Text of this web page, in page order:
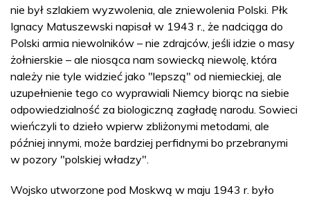
nie był szlakiem wyzwolenia, ale zniewolenia Polski. Płk
Ignacy Matuszewski napisał w 1943 r., że nadciąga do
Polski armia niewolników – nie zdrajców, jeśli idzie o masy
żołnierskie – ale niosąca nam sowiecką niewolę, która
należy nie tyle widzieć jako "lepszą" od niemieckiej, ale
uzupełnienie tego co wyprawiali Niemcy biorąc na siebie
odpowiedzialność za biologiczną zagładę narodu. Sowieci
wieńczyli to dzieło wpierw zbliżonymi metodami, ale
później innymi, może bardziej perfidnymi bo przebranymi
w pozory "polskiej władzy".
Wojsko utworzone pod Moskwą w maju 1943 r. było